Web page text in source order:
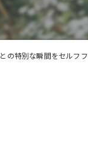
の特別な瞬間をセルフ